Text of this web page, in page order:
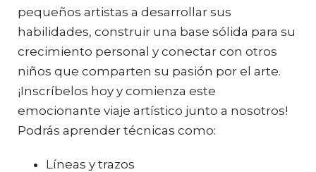
pequeños artistas a desarrollar sus
habilidades, construir una base sólida para su
crecimiento personal y conectar con otros
niños que comparten su pasión por el arte.
¡Inscríbelos hoy y comienza este
emocionante viaje artístico junto a nosotros!
Podrás aprender técnicas como:
Líneas y trazos